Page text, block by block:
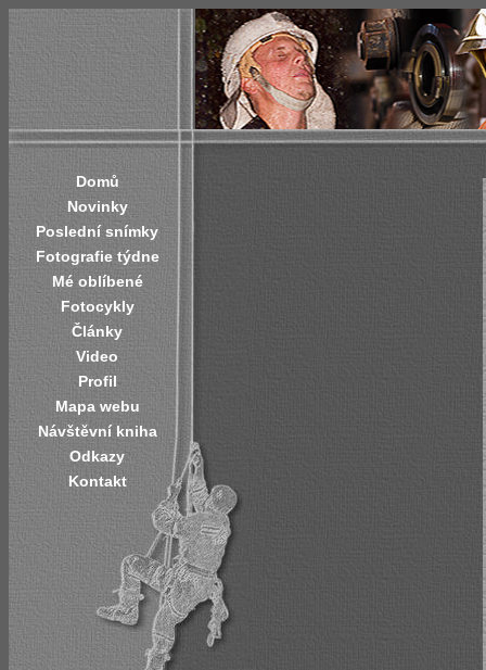
Domů
Novinky
Poslední snímky
Fotografie týdne
Mé oblíbené
Fotocykly
Články
Video
Profil
Mapa webu
Návštěvní kniha
Odkazy
Kontakt